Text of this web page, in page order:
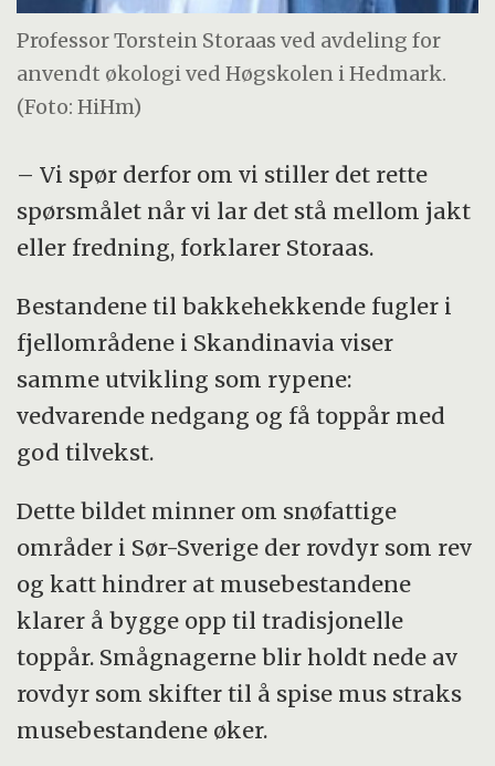
Professor Torstein Storaas ved avdeling for
anvendt økologi ved Høgskolen i Hedmark.
(Foto: HiHm)
– Vi spør derfor om vi stiller det rette
spørsmålet når vi lar det stå mellom jakt
eller fredning, forklarer Storaas.
Bestandene til bakkehekkende fugler i
fjellområdene i Skandinavia viser
samme utvikling som rypene:
vedvarende nedgang og få toppår med
god tilvekst.
Dette bildet minner om snøfattige
områder i Sør-Sverige der rovdyr som rev
og katt hindrer at musebestandene
klarer å bygge opp til tradisjonelle
toppår. Smågnagerne blir holdt nede av
rovdyr som skifter til å spise mus straks
musebestandene øker.